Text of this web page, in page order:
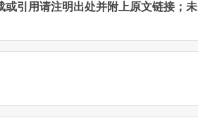
或引用请注明出处并附上原文链接；未